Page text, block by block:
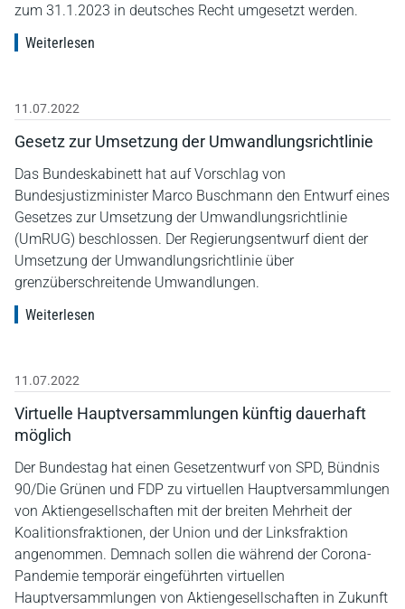
zum 31.1.2023 in deutsches Recht umgesetzt werden.
Weiterlesen
11.07.2022
Gesetz zur Umsetzung der Umwandlungsrichtlinie
Das Bundeskabinett hat auf Vorschlag von
Bundesjustizminister Marco Buschmann den Entwurf eines
Gesetzes zur Umsetzung der Umwandlungsrichtlinie
(UmRUG) beschlossen. Der Regierungsentwurf dient der
Umsetzung der Umwandlungsrichtlinie über
grenzüberschreitende Umwandlungen.
Weiterlesen
11.07.2022
Virtuelle Hauptversammlungen künftig dauerhaft
möglich
Der Bundestag hat einen Gesetzentwurf von SPD, Bündnis
90/Die Grünen und FDP zu virtuellen Hauptversammlungen
von Aktiengesellschaften mit der breiten Mehrheit der
Koalitionsfraktionen, der Union und der Linksfraktion
angenommen. Demnach sollen die während der Corona-
Pandemie temporär eingeführten virtuellen
Hauptversammlungen von Aktiengesellschaften in Zukunft